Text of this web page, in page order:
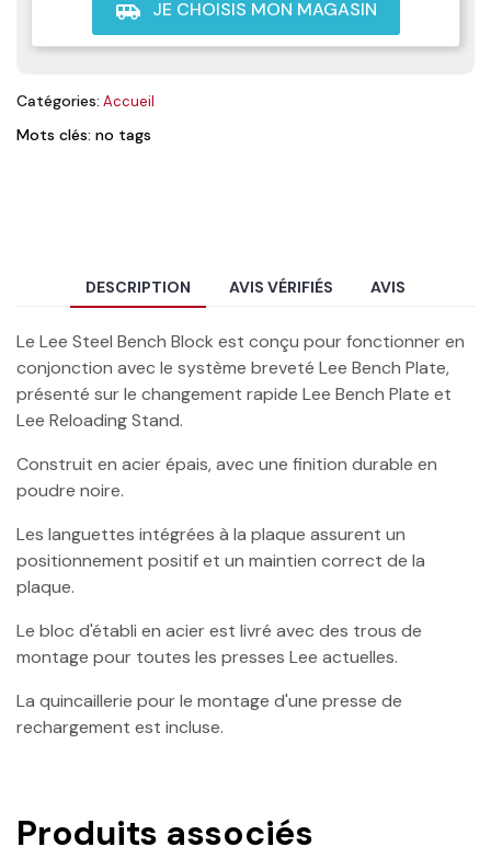
airport_shuttle JE CHOISIS MON MAGASIN
Catégories: Accueil
Mots clés: no tags
DESCRIPTION AVIS VÉRIFIÉS AVIS
Le Lee Steel Bench Block est conçu pour fonctionner en
conjonction avec le système breveté Lee Bench Plate,
présenté sur le changement rapide Lee Bench Plate et
Lee Reloading Stand.
Construit en acier épais, avec une finition durable en
poudre noire.
Les languettes intégrées à la plaque assurent un
positionnement positif et un maintien correct de la
plaque.
Le bloc d'établi en acier est livré avec des trous de
montage pour toutes les presses Lee actuelles.
La quincaillerie pour le montage d'une presse de
rechargement est incluse.
Produits associés